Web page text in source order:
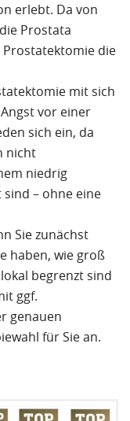
erlebt. Da von
Prostata
die
mit sich
vor einer
sich ein, da
nicht
niedrig
– ohne eine
Sie zunächst
haben, wie groß
begrenzt sind
ggf.
genauen
für Sie an.